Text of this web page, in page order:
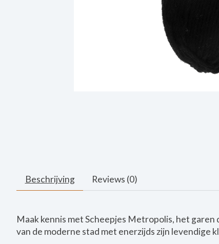
Beschrijving Reviews (0)
Maak kennis met Scheepjes Metropolis, het
van de moderne stad met enerzijds zijn